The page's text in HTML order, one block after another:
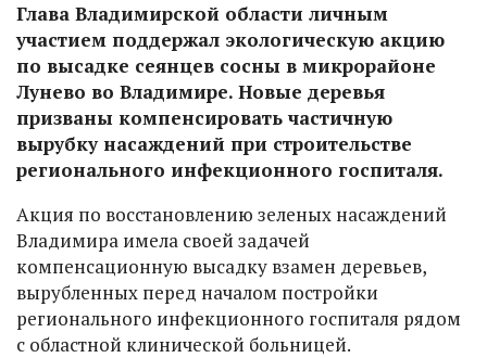
Глава Владимирской области личным
участием поддержал экологическую акцию
по высадке сеянцев сосны в микрорайоне
Лунево во Владимире. Новые деревья
призваны компенсировать частичную
вырубку насаждений при строительстве
регионального инфекционного госпиталя.
Акция по восстановлению зеленых насаждений
Владимира имела своей задачей
компенсационную высадку взамен деревьев,
вырубленных перед началом постройки
регионального инфекционного госпиталя рядом
с областной клинической больницей.